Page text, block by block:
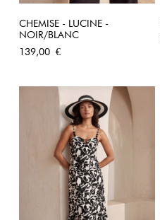
CHEMISE - LUCINE -
NOIR/BLANC
Prix
139,00 €